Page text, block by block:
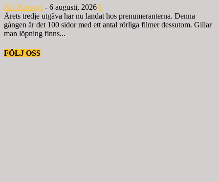
BG Nilensjö - 6 augusti, 2026 0
Årets tredje utgåva har nu landat hos prenumeranterna. Denna
gången är det 100 sidor med ett antal rörliga filmer dessutom. Gillar
man löpning finns...
FÖLJ OSS